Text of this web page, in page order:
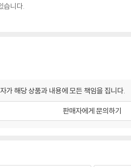
습니다.
가 해당 상품과 내용에 모든 책임을 집니다.
판매자에게 문의하기